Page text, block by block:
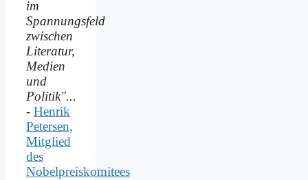
im
Spannungsfeld
zwischen
Literatur,
Medien
und
Politik"...
- Henrik
Petersen,
Mitglied
des
Nobelpreiskomitees